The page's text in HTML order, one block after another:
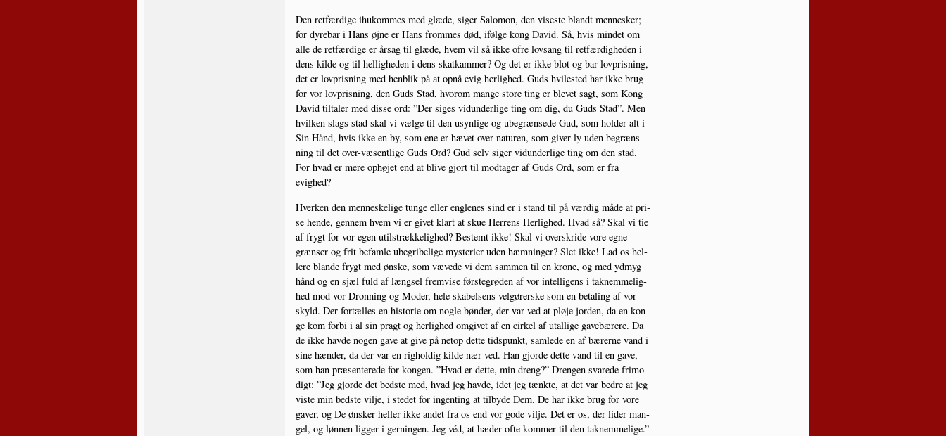
Den ret­fær­di­ge ihukom­mes med glæ­de, siger Salo­mon, den vise­ste blandt men­ne­sker;
for dyre­bar i Hans øjne er Hans from­mes død, iføl­ge kong David. Så, hvis min­det om
alle de ret­fær­di­ge er årsag til glæ­de, hvem vil så ikke ofre lovsang til ret­fær­dig­he­den i
dens kil­de og til hel­lig­he­den i dens skat­kam­mer? Og det er ikke blot og bar lov­pris­ning,
det er lov­pris­ning med hen­blik på at opnå evig her­lig­hed. Guds hvi­le­sted har ikke brug
for vor lov­pris­ning, den Guds Stad, hvor­om man­ge sto­re ting er ble­vet sagt, som Kong
David til­ta­ler med dis­se ord: ”Der siges vidun­der­li­ge ting om dig, du Guds Stad”. Men
hvil­ken slags stad skal vi væl­ge til den usyn­li­ge og ube­græn­se­de Gud, som hol­der alt i
Sin Hånd, hvis ikke en by, som ene er hævet over natu­ren, som giver ly uden begræns­
ning til det over-væsent­li­ge Guds Ord? Gud selv siger vidun­der­li­ge ting om den stad.
For hvad er mere ophø­jet end at bli­ve gjort til mod­ta­ger af Guds Ord, som er fra
evighed?
Hver­ken den men­ne­ske­li­ge tun­ge eller eng­le­nes sind er i stand til på vær­dig måde at pri­
se hen­de, gen­nem hvem vi er givet klart at skue Her­rens Her­lig­hed. Hvad så? Skal vi tie
af frygt for vor egen util­stræk­ke­lig­hed? Bestemt ikke! Skal vi over­skri­de vore egne
græn­ser og frit befam­le ube­gri­be­li­ge myste­ri­er uden hæm­nin­ger? Slet ikke! Lad os hel­
le­re blan­de frygt med ønske, som væve­de vi dem sam­men til en kro­ne, og med ydmyg
hånd og en sjæl fuld af længsel frem­vi­se førs­te­grø­den af vor intel­li­gens i tak­nem­me­lig­
hed mod vor Dron­ning og Moder, hele ska­bel­sens vel­gø­rer­ske som en beta­ling af vor
skyld. Der for­tæl­les en histo­rie om nog­le bøn­der, der var ved at plø­je jor­den, da en kon­
ge kom for­bi i al sin pragt og her­lig­hed omgi­vet af en cir­kel af utal­li­ge gave­bæ­re­re. Da
de ikke hav­de nogen gave at give på net­op det­te tids­punkt, sam­le­de en af bærer­ne vand i
sine hæn­der, da der var en rig­hol­dig kil­de nær ved. Han gjor­de det­te vand til en gave,
som han præ­sen­te­re­de for kon­gen. ”Hvad er det­te, min dreng?” Dren­gen sva­re­de fri­mo­
digt: ”Jeg gjor­de det bed­ste med, hvad jeg hav­de, idet jeg tænk­te, at det var bed­re at jeg
viste min bed­ste vil­je, i ste­det for ingen­ting at til­by­de Dem. De har ikke brug for vore
gaver, og De ønsker hel­ler ikke andet fra os end vor gode vil­je. Det er os, der lider man­
gel, og løn­nen lig­ger i ger­nin­gen. Jeg véd, at hæder ofte kom­mer til den taknemmelige.”